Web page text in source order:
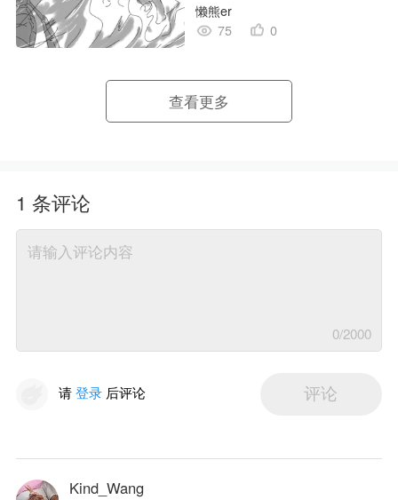
懒熊er
75
0
查看更多
1 条评论
0/2000
请登录后评论 评论
Kind_Wang